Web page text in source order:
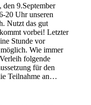
den 9.September
20 Uhr unseren
Nutzt das gut
vorbei! Letzter
Stunde vor
Wie immer
folgende
für den
Teilnahme an…